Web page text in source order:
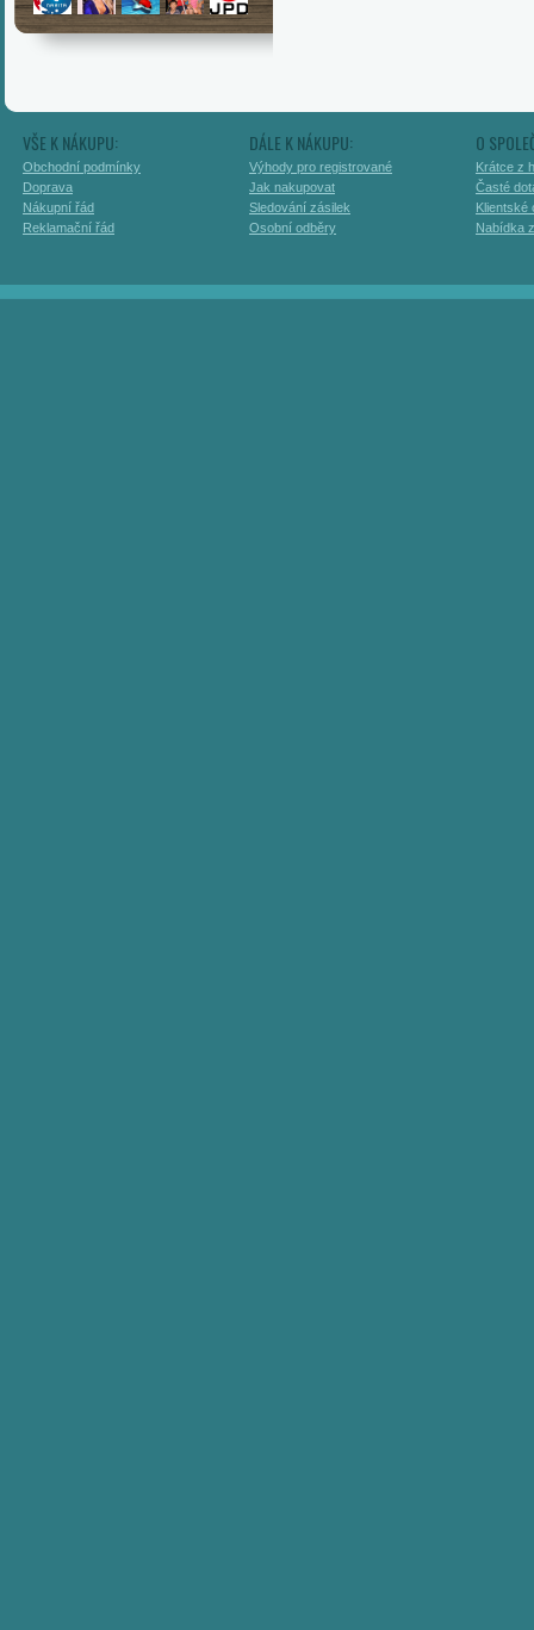
VŠE K NÁKUPU:
Obchodní podmínky
Doprava
Nákupní řád
Reklamační řád
DÁLE K NÁKUPU:
Výhody pro registrované
Jak nakupovat
Sledování zásilek
Osobní odběry
O
Krátce z
Časté
Klientské
Nabídka